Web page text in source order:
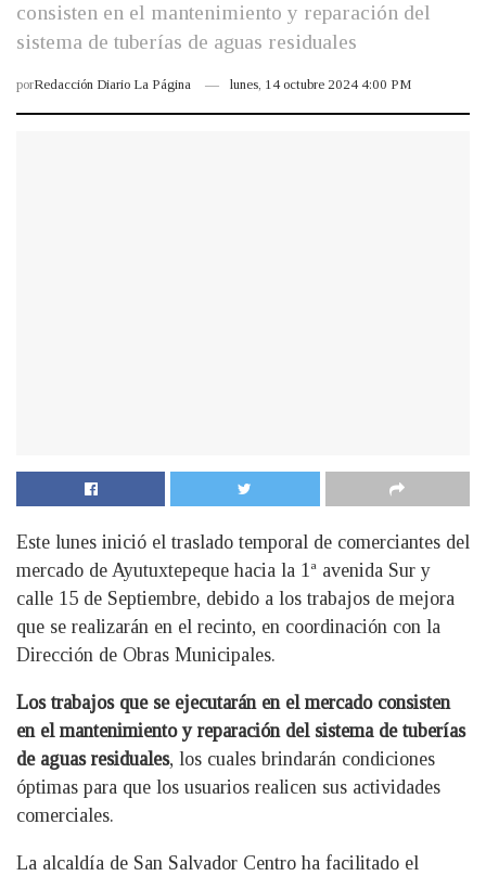
consisten en el mantenimiento y reparación del
sistema de tuberías de aguas residuales
porRedacción Diario La Página lunes, 14 octubre 2024 4:00 PM
Este lunes inició el traslado temporal de comerciantes del
mercado de Ayutuxtepeque hacia la 1ª avenida Sur y
calle 15 de Septiembre, debido a los trabajos de mejora
que se realizarán en el recinto, en coordinación con la
Dirección de Obras Municipales.
Los trabajos que se ejecutarán en el mercado consisten
en el mantenimiento y reparación del sistema de tuberías
de aguas residuales, los cuales brindarán condiciones
óptimas para que los usuarios realicen sus actividades
comerciales.
La alcaldía de San Salvador Centro ha facilitado el